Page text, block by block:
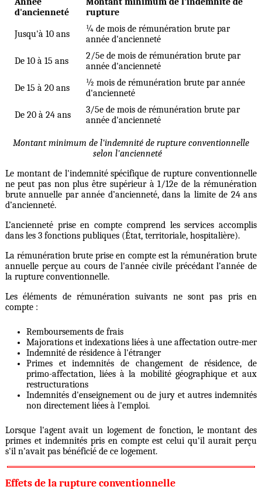
d'ancienneté
rupture
Jusqu'à 10 ans
¼ de mois de rémunération brute par
année d'ancienneté
De 10 à 15 ans
2/5e de mois de rémunération brute par
année d'ancienneté
De 15 à 20 ans
½ mois de rémunération brute par année
d'ancienneté
De 20 à 24 ans
3/5e de mois de rémunération brute par
année d'ancienneté
Montant minimum de l'indemnité de rupture conventionnelle
selon l'ancienneté
Le montant de l'indemnité spécifique de rupture conventionnelle
ne peut pas non plus être supérieur à 1/12e de la rémunération
brute annuelle par année d’ancienneté, dans la limite de 24 ans
d’ancienneté.
L’ancienneté prise en compte comprend les services accomplis
dans les 3 fonctions publiques (État, territoriale, hospitalière).
La rémunération brute prise en compte est la rémunération brute
annuelle perçue au cours de l'année civile précédant l’année de
la rupture conventionnelle.
Les éléments de rémunération suivants ne sont pas pris en
compte :
Remboursements de frais
Majorations et indexations liées à une affectation outre-mer
Indemnité de résidence à l'étranger
Primes et indemnités de changement de résidence, de
primo-affectation, liées à la mobilité géographique et aux
restructurations
Indemnités d'enseignement ou de jury et autres indemnités
non directement liées à l'emploi.
Lorsque l'agent avait un logement de fonction, le montant des
primes et indemnités pris en compte est celui qu'il aurait perçu
s'il n'avait pas bénéficié de ce logement.
Effets de la rupture conventionnelle